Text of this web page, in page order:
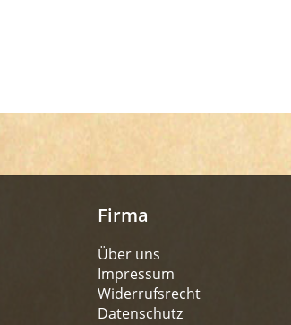
Firma
Über uns
Impressum
Widerrufsrecht
Datenschutz